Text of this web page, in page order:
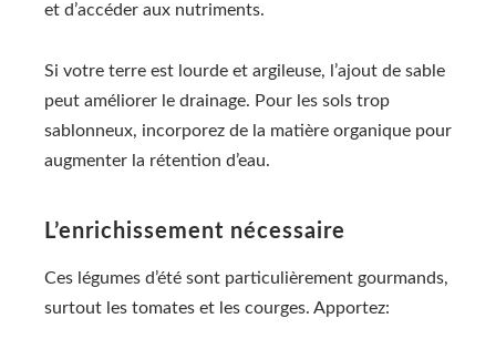
et d’accéder aux nutriments.
Si votre terre est lourde et argileuse, l’ajout de sable
peut améliorer le drainage. Pour les sols trop
sablonneux, incorporez de la matière organique pour
augmenter la rétention d’eau.
L’enrichissement nécessaire
Ces légumes d’été sont particulièrement gourmands,
surtout les tomates et les courges. Apportez: